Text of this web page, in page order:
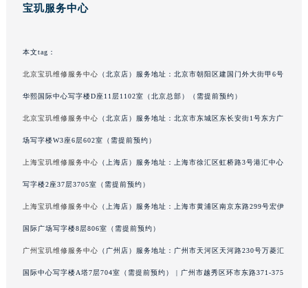
宝玑服务中心
本文tag：
北京宝玑维修服务中心 （北京店）服务地址：北京市朝阳区建国门外大街甲6号
华熙国际中心写字楼D座11层1102室（北京总部）（需提前预约）
北京宝玑维修服务中心 （北京店）服务地址：北京市东城区东长安街1号东方广
场写字楼W3座6层602室（需提前预约）
上海宝玑维修服务中心 （上海店）服务地址：上海市徐汇区虹桥路3号港汇中心
写字楼2座37层3705室（需提前预约）
上海宝玑维修服务中心 （上海店）服务地址：上海市黄浦区南京东路299号宏伊
国际广场写字楼8层806室（需提前预约）
广州宝玑维修服务中心 （广州店）服务地址：广州市天河区天河路230号万菱汇
国际中心写字楼A塔7层704室（需提前预约） | 广州市越秀区环市东路371-375